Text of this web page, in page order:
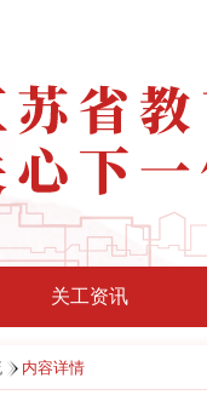
关工资讯
内容详情